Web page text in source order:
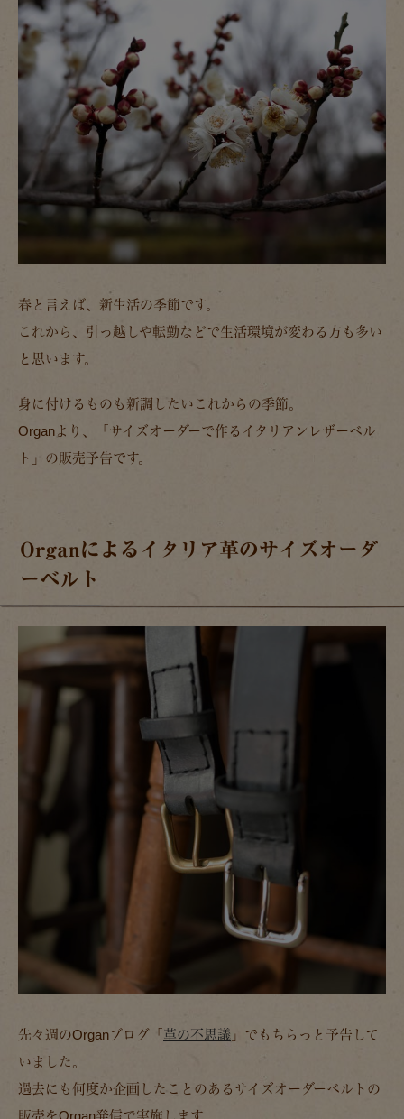
春と言えば、新生活の季節です。
これから、引っ越しや転勤などで生活環境が変わる方も多い
と思います。
身に付けるものも新調したいこれからの季節。
Organより、「サイズオーダーで作るイタリアンレザーベル
ト」の販売予告です。
Organによるイタリア革のサイズオーダ
ーベルト
先々週のOrganブログ「 革の不思議 」でもちらっと予告して
いました。
過去にも何度か企画したことのあるサイズオーダーベルトの
販売をOrgan発信で実施します。